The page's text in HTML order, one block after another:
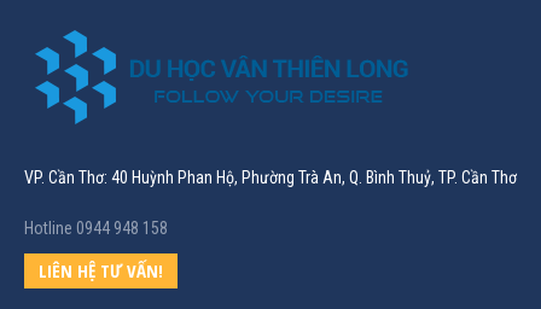
VP. Cần Thơ: 40 Huỳnh Phan Hộ, Phường Trà An, Q. Bình Thuỷ, TP. Cần Thơ
Hotline 0944 948 158
LIÊN HỆ TƯ VẤN!